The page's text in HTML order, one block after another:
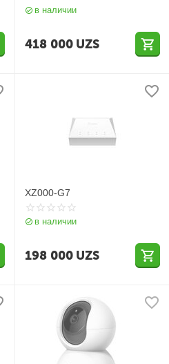
в наличии
418 000 UZS
XZ000-G7
в наличии
198 000 UZS